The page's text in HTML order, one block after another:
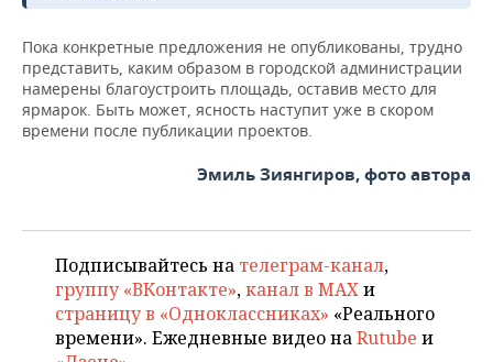
Пока конкретные предложения не опубликованы, трудно
представить, каким образом в городской администрации
намерены благоустроить площадь, оставив место для
ярмарок. Быть может, ясность наступит уже в скором
времени после публикации проектов.
Эмиль Зиянгиров, фото автора
Подписывайтесь на телеграм-канал,
группу «ВКонтакте»,канал в MAXи
страницу в «Одноклассниках» «Реального
времени». Ежедневные видео наRutube и